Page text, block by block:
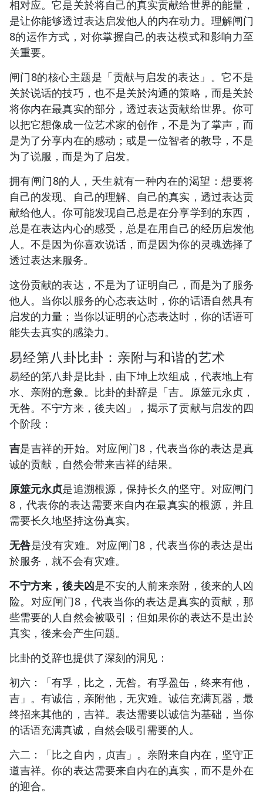
相对应。它是关於将自己的真实贡献给世界的能量，
是让你能够透过表达启发他人的内在动力。理解闸门
8的运作方式，对你掌握自己的表达模式和影响力至
关重要。
闸门8的核心主题是「贡献与启发的表达」。它不是
关於说话的技巧，也不是关於沟通的策略，而是关於
将你内在最真实的部分，透过表达贡献给世界。你可
以把它想像成一位艺术家的创作，不是为了掌声，而
是为了分享内在的感动；或是一位智者的教导，不是
为了说服，而是为了启发。
拥有闸门8的人，天生就有一种内在的渴望：想要将
自己的发现、自己的理解、自己的真实，透过表达贡
献给他人。你可能发现自己总是在分享学到的东西，
总是在表达内心的感受，总是在用自己的经历启发他
人。不是因为你喜欢说话，而是因为你的灵魂选择了
透过表达来服务。
这份贡献的表达，不是为了证明自己，而是为了服务
他人。当你以服务的心态表达时，你的话语自然具有
启发的力量；当你以证明的心态表达时，你的话语可
能失去真实的感染力。
易经第八卦比卦：亲附与和谐的艺术
易经的第八卦是比卦，由下坤上坎组成，代表地上有
水、亲附的意象。比卦的卦辞是「吉。原筮元永贞，
无咎。不宁方来，後夫凶」，揭示了贡献与启发的四
个阶段：
吉是吉祥的开始。对应闸门8，代表当你的表达是真
诚的贡献，自然会带来吉祥的结果。
原筮元永贞是追溯根源，保持长久的坚守。对应闸门
8，代表你的表达需要来自内在最真实的根源，并且
需要长久地坚持这份真实。
无咎是没有灾难。对应闸门8，代表当你的表达是出
於服务，就不会有灾难。
不宁方来，後夫凶是不安的人前来亲附，後来的人凶
险。对应闸门8，代表当你的表达是真实的贡献，那
些需要的人自然会被吸引；但如果你的表达不是出於
真实，後来会产生问题。
比卦的爻辞也提供了深刻的洞见：
初六：「有孚，比之，无咎。有孚盈缶，终来有他，
吉」。有诚信，亲附他，无灾难。诚信充满瓦器，最
终招来其他的，吉祥。表达需要以诚信为基础，当你
的话语充满真诚，自然会吸引需要的人。
六二：「比之自内，贞吉」。亲附来自内在，坚守正
道吉祥。你的表达需要来自内在的真实，而不是外在
的迎合。